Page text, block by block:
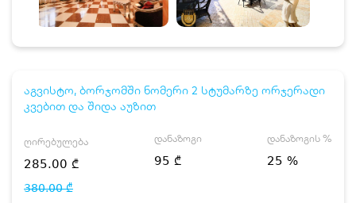
აგვისტო, ბორჯომში ნომერი 2 სტუმარზე ორჯერადი
კვებით და შიდა აუზით
ღირებულება
285.00 ₾
380.00 ₾
დანაზოგი
95 ₾
დანაზოგის %
25 %